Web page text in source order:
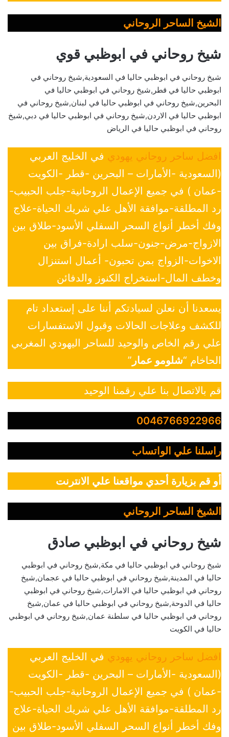
الشيخ الساحر الروحاني
شيخ روحاني في ابوظبي قوي
شيخ روحاني في ابوظبي حاليا في السعودية,شيخ روحاني في
ابوظبي حاليا في قطر,شيخ روحاني في ابوظبي حاليا في
البحرين,شيخ روحاني في ابوظبي حاليا في لبنان,شيخ روحاني في
ابوظبي حاليا في الاردن,شيخ روحاني في ابوظبي حاليا في دبي,شيخ
روحاني في ابوظبي حاليا في الرياض
افضل ساحر روحاني يهودي في الخليج العربي
(السعودية -الأمارات – البحرين -قطر -الكويت
-عمان ) في جميع الإعمال الروحانية-جلب الحبيب-
رد المطلقة-موافقة الأهل علي شريك الحياة-علاج
وفك أخطر أنواع السحر السفلي الأسود-طلاق بين
الازواج-مرض-جنون-سلب ارادة-فراق بين
الاخوات-الزواج بمن تحبون- أعمال استنزال
وخطف المال-استخراج الكنوز والدفائن
يسعدنا أن نعلن لسيادتكم أننا على إستعداد تام
للكشف وعلاجات الحالات وقبول الاستفسارات
علي رقم الخاص والوحيد للساحر اليهودي المغربي
الحاخام “شلومو عمار ”
قم بالاتصال بنا علي رقمنا الوحيد
0046766922966
راسلنا علي الواتساب
أو قم بزيارة أحدي مواقعنا علي الانترنت
الشيخ الساحر الروحاني
شيخ روحاني في ابوظبي صادق
شيخ روحاني في ابوظبي حاليا في مكة,شيخ روحاني في ابوظبي
حاليا في المدينة,شيخ روحاني في ابوظبي حاليا في عجمان,شيخ
روحاني في ابوظبي حاليا في الامارات,شيخ روحاني في ابوظبي
حاليا في الدوحة,شيخ روحاني في ابوظبي حاليا في عمان,شيخ
روحاني في ابوظبي حاليا في سلطنة عمان,شيخ روحاني في ابوظبي
حاليا في الكويت
افضل ساحر روحاني يهودي في الخليج العربي
(السعودية -الأمارات – البحرين -قطر -الكويت
-عمان ) في جميع الإعمال الروحانية-جلب الحبيب-
رد المطلقة-موافقة الأهل علي شريك الحياة-علاج
وفك أخطر أنواع السحر السفلي الأسود-طلاق بين